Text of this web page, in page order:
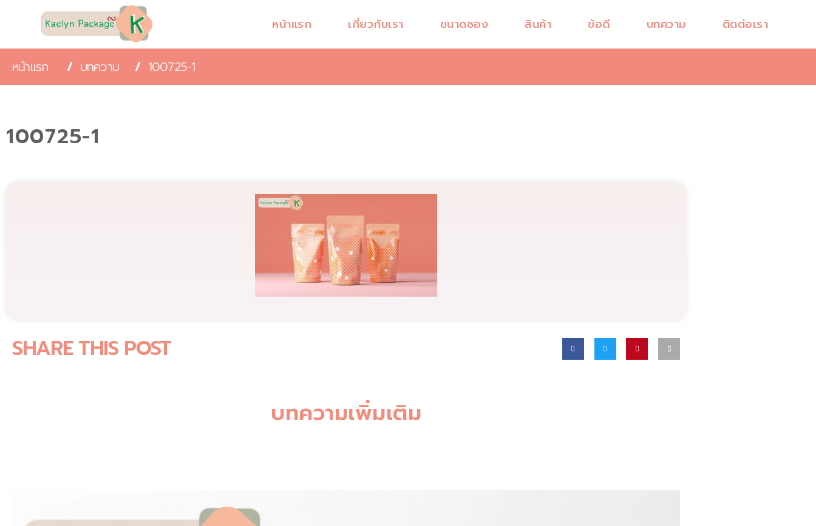
หน้าแรก เกี่ยวกับเรา ขนาดซอง สินค้า ข้อดี บทความ ติดต่อเรา
หน้าแรก / บทความ / 100725-1
100725-1
SHARE THIS POST
บทความเพิ่มเติม